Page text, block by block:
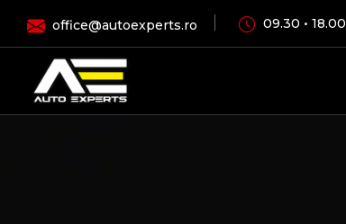
office@autoexperts.ro 09.30 • 18.00